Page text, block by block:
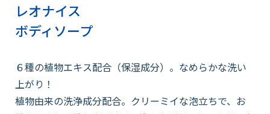
各種問い合わせ
SDSダウンロード
レオナイス
ボディソープ
６種の植物エキス配合（保湿成分）。なめらかな洗い
上がり！
植物由来の洗浄成分配合。クリーミイな泡立ちで、お